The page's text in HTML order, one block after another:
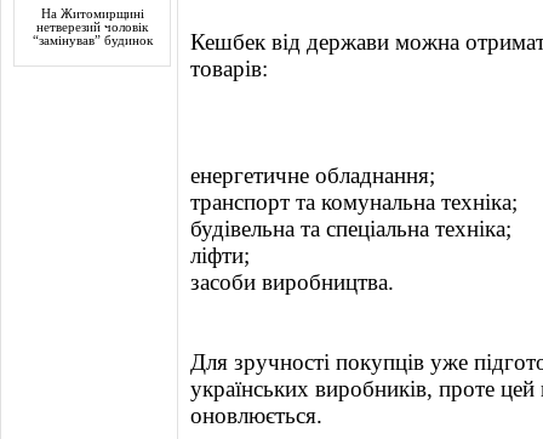
На Житомирщині
нетверезий чоловік
“замінував” будинок
Кешбек від держави можна
товарів:
енергетичне обладнання;
транспорт та комунальна техніка;
будівельна та спеціальна техніка;
ліфти;
засоби виробництва.
Для зручності покупців уже
українських виробників, проте
оновлюється.